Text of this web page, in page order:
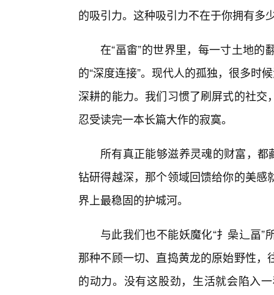
的吸引力。这种吸引力不在于你拥有多
在“畐畬”的世界里，每一寸土地
的“深度连接”。现代人的孤独，很多时
深耕的能力。我们习惯了刷屏式的社
忍受读完一本长篇大作的寂寞。
所有真正能够滋养灵魂的财富，都
钻研得越深，那个领域回馈给你的美
界上最稳固的护城河。
与此我们也不能妖魔化“扌喿辶畐
那种不顾一切、直捣黄龙的原始野性
的动力。没有这股劲，生活就会陷入